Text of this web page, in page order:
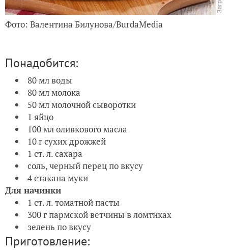
Фото: Валентина Билунова/BurdaMedia
Понадобится:
80 мл воды
80 мл молока
50 мл молочной сыворотки
1 яйцо
100 мл оливкового масла
10 г сухих дрожжей
1 ст. л. сахара
соль, черный перец по вкусу
4 стакана муки
Для начинки
1 ст. л. томатной пасты
300 г пармской ветчины в ломтиках
зелень по вкусу
Приготовление: